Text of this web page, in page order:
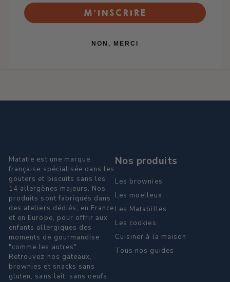
M’INSCRIRE
NON, MERCI
Matatie est une marque
française spécialisée dans les
gouters et biscuits sans les
14 allergènes majeurs. Nos
produits sont fabriqués dans
des ateliers dédiés, en France
et en Europe, pour offrir aux
enfants allergiques des
moments de gourmandise
"comme les autres".
Retrouvez nos gateaux,
brownies et snacks sans
gluten, sans lait, sans oeufs.
Nos produits
Les brownies
Les moelleux
Les Matabilles
Les cookies
Cuisiner à la maison
Tous nos guides